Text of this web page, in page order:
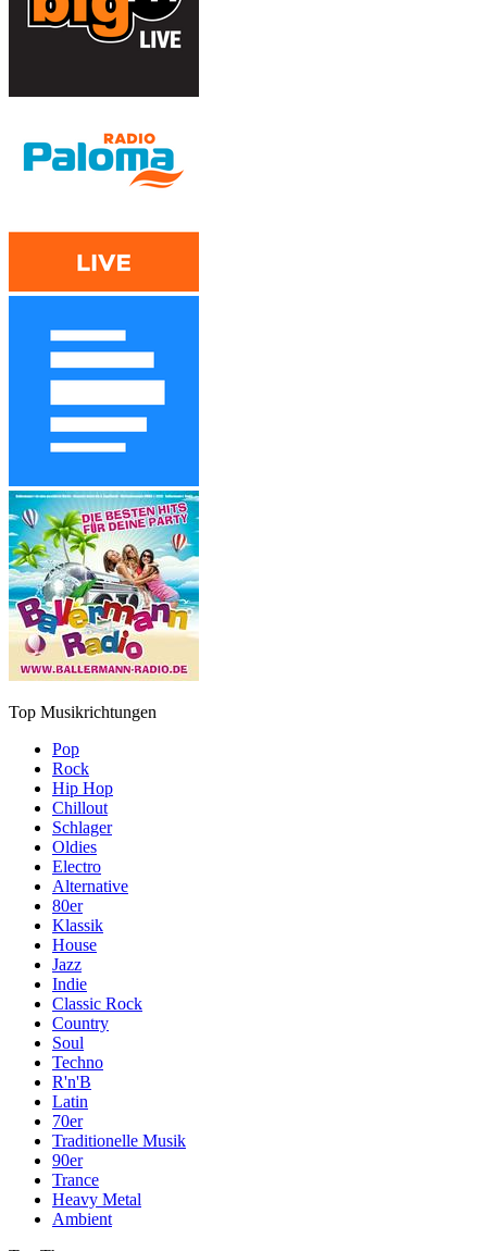
Top Musikrichtungen
Pop
Rock
Hip Hop
Chillout
Schlager
Oldies
Electro
Alternative
80er
Klassik
House
Jazz
Indie
Classic Rock
Country
Soul
Techno
R'n'B
Latin
70er
Traditionelle Musik
90er
Trance
Heavy Metal
Ambient